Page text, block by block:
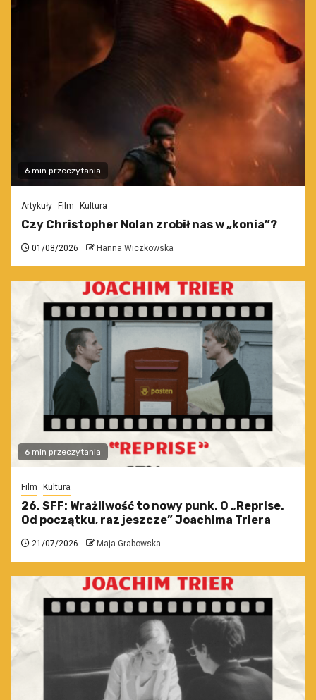
6 min przeczytania
Artykuły Film Kultura
Czy Christopher Nolan zrobił nas w „konia”?
01/08/2026 Hanna Wiczkowska
6 min przeczytania
Film Kultura
26. SFF: Wrażliwość to nowy punk. O „Reprise.
Od początku, raz jeszcze” Joachima Triera
21/07/2026 Maja Grabowska